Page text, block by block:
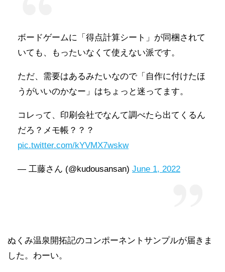
ボードゲームに「得点計算シート」が同梱されて
いても、もったいなくて使えない派です。
ただ、需要はあるみたいなので「自作に付けたほ
うがいいのかなー」はちょっと迷ってます。
コレって、印刷会社でなんて調べたら出てくるん
だろ？メモ帳？？？
pic.twitter.com/kYVMX7wskw
— 工藤さん (@kudousansan) June 1, 2022
ぬくみ温泉開拓記のコンポーネントサンプルが届きま
した。わーい。